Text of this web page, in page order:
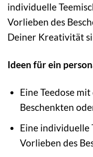
individuelle
Vorlieben des
Deiner Kreativität
Ideen für ein
Eine Teedose
Beschenkten
Eine individuelle
Vorlieben des